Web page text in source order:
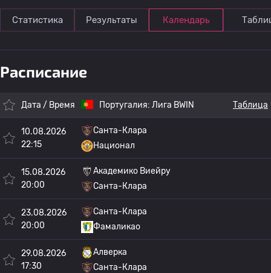
Статистика Результаты Календарь
Расписание
Дата / Время Португалия: Лига BWIN Таблица
10.08.2026
22:15
Санта-Клара
Национал
15.08.2026
20:00
Академико Виейру
Санта-Клара
23.08.2026
20:00
Санта-Клара
Фамаликао
29.08.2026
17:30
Алверка
Санта-Клара